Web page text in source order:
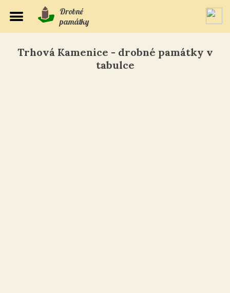
Drobné
památky
Trhová Kamenice - drobné památky v
tabulce